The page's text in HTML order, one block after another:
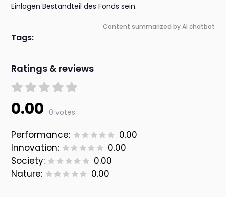
Einlagen Bestandteil des Fonds sein.
Content summarized by AI chatbot
Tags:
Ratings & reviews
0.00 0 votes
Performance:
0.00
Innovation:
0.00
Society:
0.00
Nature:
0.00